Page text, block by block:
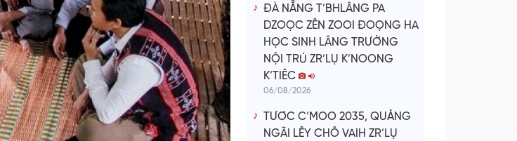
ĐÀ NẴNG T’BHLÂNG PA
DZOỌC ZÊN ZOOI ĐOỌNG HA
HỌC SINH LÂNG TRƯỜNG
NỘI TRÚ ZR’LỤ K’NOONG
K’TIÊC
06/08/2026
TƯƠC C’MOO 2035, QUẢNG
NGÃI LÊY CHÔ VAIH ZR’LỤ